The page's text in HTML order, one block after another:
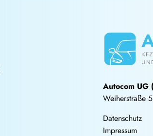
Autocom UG
Weiherstraße
Datenschutz
Impressum